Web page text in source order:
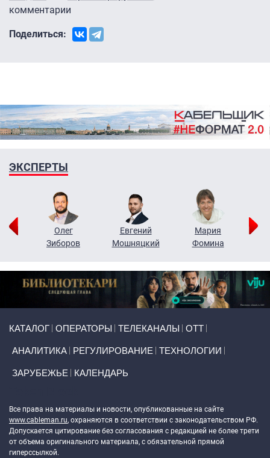
комментарии
Поделиться:
ЭКСПЕРТЫ
Олег
Зиборов
Евгений
Мошняцкий
Мария
Фомина
КАТАЛОГ ОПЕРАТОРЫ ТЕЛЕКАНАЛЫ ОТТ
АНАЛИТИКА РЕГУЛИРОВАНИЕ ТЕХНОЛОГИИ
ЗАРУБЕЖЬЕ КАЛЕНДАРЬ
Все права на материалы и новости, опубликованные на сайте
www.cableman.ru, охраняются в соответствии с законодательством РФ.
Допускается цитирование без согласования с редакцией не более трети
от объема оригинального материала, с обязательной прямой
гиперссылкой.